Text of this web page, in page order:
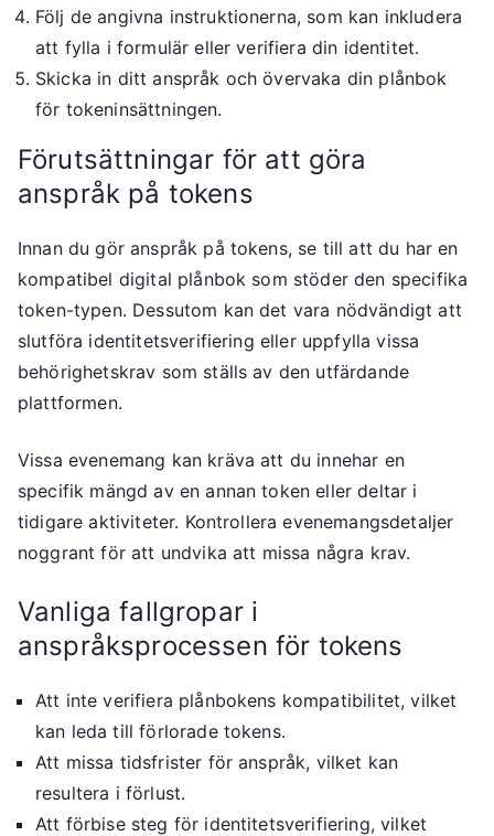
Följ de angivna instruktionerna, som kan inkludera
att fylla i formulär eller verifiera din identitet.
Skicka in ditt anspråk och övervaka din plånbok
för tokeninsättningen.
Förutsättningar för att göra
anspråk på tokens
Innan du gör anspråk på tokens, se till att du har en
kompatibel digital plånbok som stöder den specifika
token-typen. Dessutom kan det vara nödvändigt att
slutföra identitetsverifiering eller uppfylla vissa
behörighetskrav som ställs av den utfärdande
plattformen.
Vissa evenemang kan kräva att du innehar en
specifik mängd av en annan token eller deltar i
tidigare aktiviteter. Kontrollera evenemangsdetaljer
noggrant för att undvika att missa några krav.
Vanliga fallgropar i
anspråksprocessen för tokens
Att inte verifiera plånbokens kompatibilitet, vilket
kan leda till förlorade tokens.
Att missa tidsfrister för anspråk, vilket kan
resultera i förlust.
Att förbise steg för identitetsverifiering, vilket